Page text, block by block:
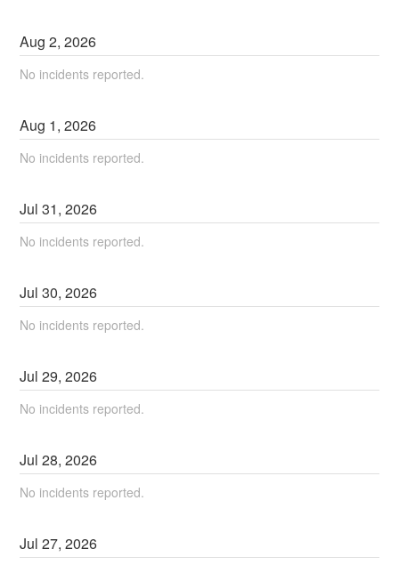
Aug2,2026
No incidents reported.
Aug 1,2026
No incidents reported.
Jul31,2026
No incidents reported.
Jul30,2026
No incidents reported.
Jul29,2026
No incidents reported.
Jul28,2026
No incidents reported.
Jul27,2026